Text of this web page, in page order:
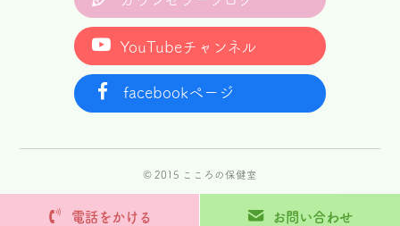
YouTubeチャンネル
facebookページ
© 2015 こころの保健室
電話をかける お問い合わせ